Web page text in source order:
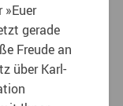
gerade
Freude an
über Karl-